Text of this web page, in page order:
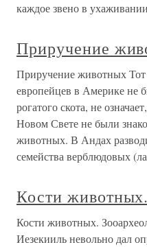
каждое звено в
Приручение
Приручение животных Тот
европейцев в Америке не
рогатого скота, не
Новом Свете не были
животных. В Андах
семейства верблюдовых
Кости
Кости животных.
Иезекииль невольно дал